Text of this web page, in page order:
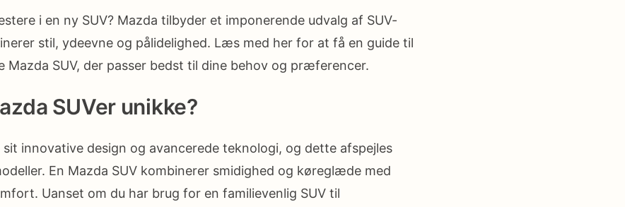
i en ny SUV? Mazda tilbyder et imponerende udvalg af SUV-
stil, ydeevne og pålidelighed. Læs med her for at få en guide til
SUV, der passer bedst til dine behov og præferencer.
SUVer unikke?
innovative design og avancerede teknologi, og dette afspejles
En Mazda SUV kombinerer smidighed og køreglæde med
Uanset om du har brug for en familievenlig SUV til